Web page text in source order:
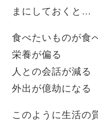
まにしておくと…
食べたいものが食
栄養が偏る
人との会話が減る
外出が億劫になる
このように生活の